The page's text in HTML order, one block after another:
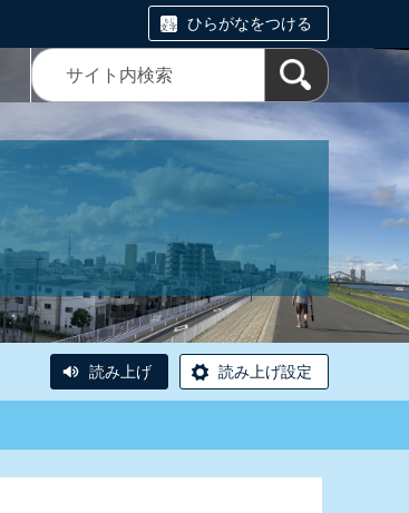
ひらがなをつける
読み上げ 読み上げ設定